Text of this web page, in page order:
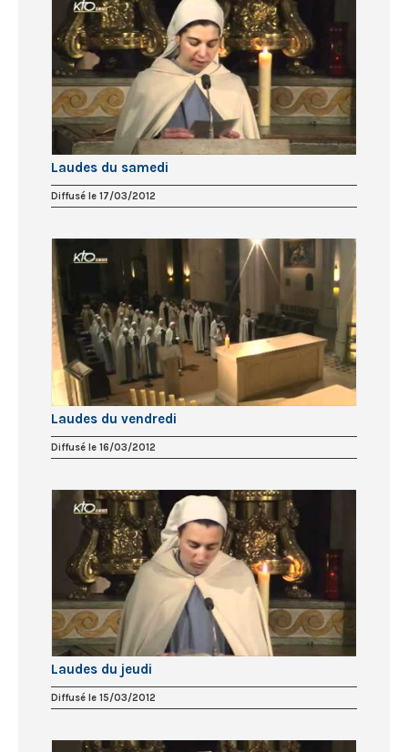
Laudes du samedi
Diffusé le 17/03/2012
Laudes du vendredi
Diffusé le 16/03/2012
Laudes du jeudi
Diffusé le 15/03/2012